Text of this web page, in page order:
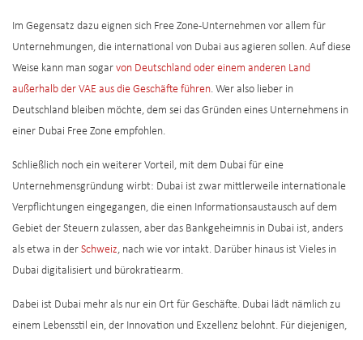
Im Gegensatz dazu eignen sich Free Zone-Unternehmen vor allem für
Unternehmungen, die international von Dubai aus agieren sollen. Auf diese
Weise kann man sogar von Deutschland oder einem anderen Land
außerhalb der VAE aus die Geschäfte führen. Wer also lieber in
Deutschland bleiben möchte, dem sei das Gründen eines Unternehmens in
einer Dubai Free Zone empfohlen.
Schließlich noch ein weiterer Vorteil, mit dem Dubai für eine
Unternehmensgründung wirbt: Dubai ist zwar mittlerweile internationale
Verpflichtungen eingegangen, die einen Informationsaustausch auf dem
Gebiet der Steuern zulassen, aber das Bankgeheimnis in Dubai ist, anders
als etwa in der Schweiz, nach wie vor intakt. Darüber hinaus ist Vieles in
Dubai digitalisiert und bürokratiearm.
Dabei ist Dubai mehr als nur ein Ort für Geschäfte. Dubai lädt nämlich zu
einem Lebensstil ein, der Innovation und Exzellenz belohnt. Für diejenigen,